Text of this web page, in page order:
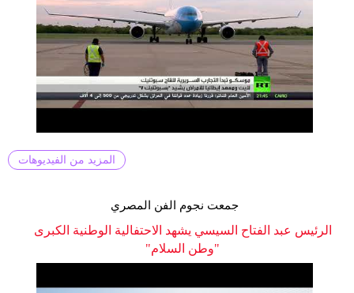
المزيد من الفيديوهات
جمعت نجوم الفن المصري
الرئيس عبد الفتاح السيسي يشهد الاحتفالية الوطنية الكبرى
"وطن السلام"